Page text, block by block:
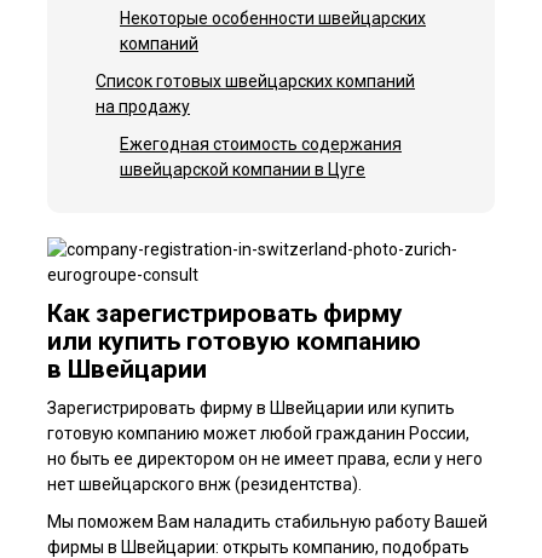
Некоторые особенности швейцарских
компаний
Список готовых швейцарских компаний
на продажу
Ежегодная стоимость содержания
швейцарской компании в Цуге
Как зарегистрировать фирму
или купить готовую компанию
в Швейцарии
Зарегистрировать фирму в Швейцарии или купить
готовую компанию может любой гражданин России,
но быть ее директором он не имеет права, если у него
нет швейцарского внж (резидентства).
Мы поможем Вам наладить стабильную работу Вашей
фирмы в Швейцарии: открыть компанию, подобрать